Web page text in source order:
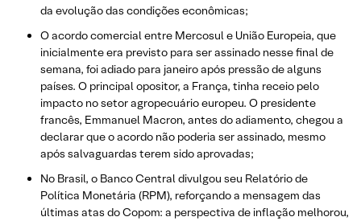
da evolução das condições econômicas;
O acordo comercial entre Mercosul e União Europeia, que
inicialmente era previsto para ser assinado nesse final de
semana, foi adiado para janeiro após pressão de alguns
países. O principal opositor, a França, tinha receio pelo
impacto no setor agropecuário europeu. O presidente
francês, Emmanuel Macron, antes do adiamento, chegou a
declarar que o acordo não poderia ser assinado, mesmo
após salvaguardas terem sido aprovadas;
No Brasil, o Banco Central divulgou seu Relatório de
Política Monetária (RPM), reforçando a mensagem das
últimas atas do Copom: a perspectiva de inflação melhorou,